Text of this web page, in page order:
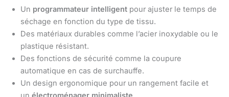
Un programmateur intelligent pour ajuster le temps de
séchage en fonction du type de tissu.
Des matériaux durables comme l’acier inoxydable ou le
plastique résistant.
Des fonctions de sécurité comme la coupure
automatique en cas de surchauffe.
Un design ergonomique pour un rangement facile et